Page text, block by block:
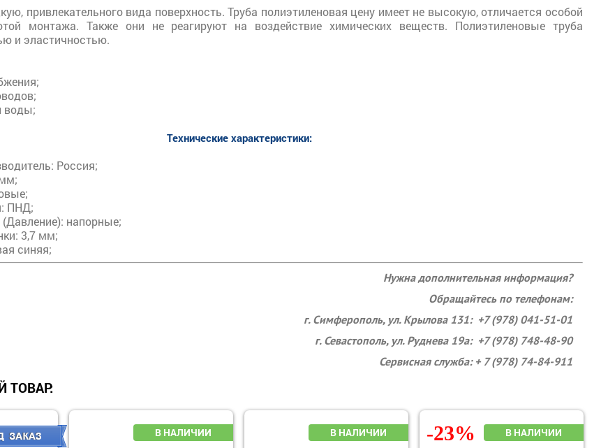
привлекательного вида поверхность. Труба полиэтиленовая цену имеет не высокую, отличается особой
монтажа. Также они не реагируют на воздействие химических веществ. Полиэтиленовые труба
и эластичностью.
воды;
Технические характеристики:
Россия;
ПНД;
(Давление): напорные;
3,7 мм;
синяя;
Нужна дополнительная информация?
Обращайтесь по телефонам:
г. Симферополь, ул. Крылова 131: +7 (978) 041-51-01
г. Севастополь, ул. Руднева 19а: +7 (978) 748-48-90
Сервисная служба: + 7 (978) 74-84-911
ТОВАР:
-23%